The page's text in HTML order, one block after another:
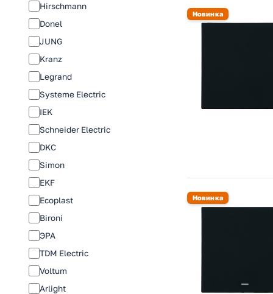
Hirschmann
Donel
JUNG
Kranz
Legrand
Systeme Electric
IEK
Schneider Electric
DKC
Simon
EKF
Ecoplast
Bironi
ЭРА
TDM Electric
Voltum
Arlight
Новинка
Новинка